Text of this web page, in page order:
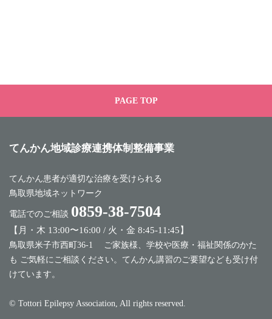
PAGE TOP
てんかん地域診療連携体制整備事業
てんかん患者が適切な治療を受けられる
鳥取県地域ネットワーク
電話でのご相談 0859-38-7504
【月・木 13:00〜16:00 / 火・金 8:45-11:45】
鳥取県米子市西町36-1 ご家族様、学校や医療・福祉関係のかた
も ご気軽にご相談ください。てんかん講習のご要望なども受け付
けています。
© Tottori Epilepsy Association, All rights reserved.